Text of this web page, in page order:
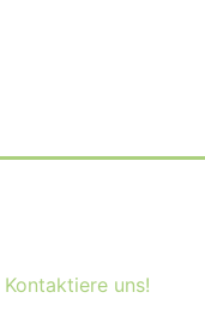
Kontaktiere uns!